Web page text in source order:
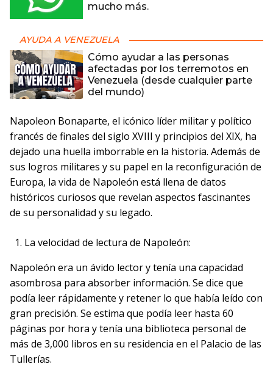
mucho más.
AYUDA A VENEZUELA
Cómo ayudar a las personas
afectadas por los terremotos en
Venezuela (desde cualquier parte
del mundo)
Napoleon Bonaparte, el icónico líder militar y político
francés de finales del siglo XVIII y principios del XIX, ha
dejado una huella imborrable en la historia. Además de
sus logros militares y su papel en la reconfiguración de
Europa, la vida de Napoleón está llena de datos
históricos curiosos que revelan aspectos fascinantes
de su personalidad y su legado.
La velocidad de lectura de Napoleón:
Napoleón era un ávido lector y tenía una capacidad
asombrosa para absorber información. Se dice que
podía leer rápidamente y retener lo que había leído con
gran precisión. Se estima que podía leer hasta 60
páginas por hora y tenía una biblioteca personal de
más de 3,000 libros en su residencia en el Palacio de las
Tullerías.